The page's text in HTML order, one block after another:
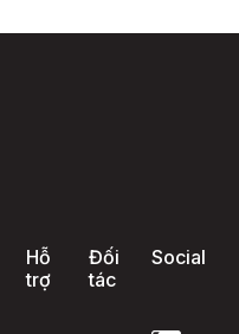
Hỗ
trợ
Đối
tác
Social